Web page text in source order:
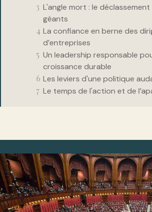
L'angle mort : le
géants
La confiance en berne des
d’entreprises
Un leadership responsable
croissance durable
Les leviers d'une politique
Le temps de l'action et de